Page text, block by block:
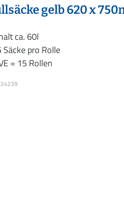
gelb 620 x
ca. 60l
Säcke pro Rolle
= 15 Rollen